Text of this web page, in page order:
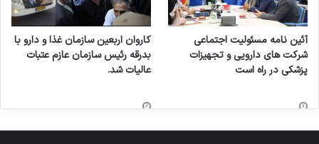
آئین نامه مسئولیت اجتماعی
شرکت های دارویی و تجهیزات
پزشکی در راه است
کاروان اربعین سازمان غذا و دارو با
بدرقه رئیس سازمان عازم عتبات
عالیات شد.